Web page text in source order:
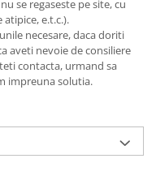
se regaseste pe site, cu
e.t.c.).
necesare, daca doriti
aveti nevoie de consiliere
contacta, urmand sa
impreuna solutia.